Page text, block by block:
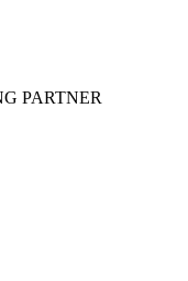
PARTNER